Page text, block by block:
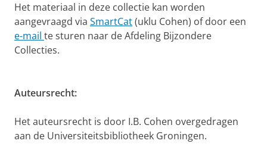
Het materiaal in deze collectie kan worden
aangevraagd via SmartCat(uklu Cohen) of door een
e-mail te sturen naar de Afdeling Bijzondere
Collecties.
Auteursrecht:
Het auteursrecht is door I.B. Cohen overgedragen
aan de Universiteitsbibliotheek Groningen.